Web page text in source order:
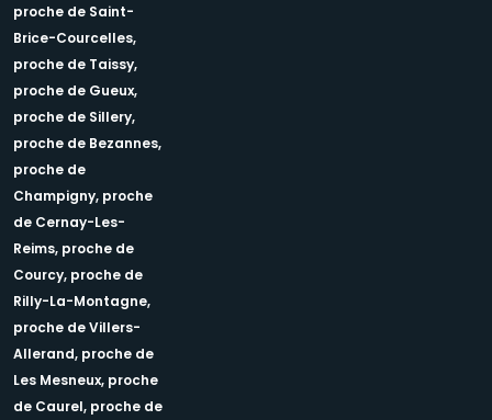
proche de Saint-
Brice-Courcelles,
proche de Taissy,
proche de Gueux,
proche de Sillery,
proche de Bezannes,
proche de
Champigny, proche
de Cernay-Les-
Reims, proche de
Courcy, proche de
Rilly-La-Montagne,
proche de Villers-
Allerand, proche de
Les Mesneux, proche
de Caurel, proche de